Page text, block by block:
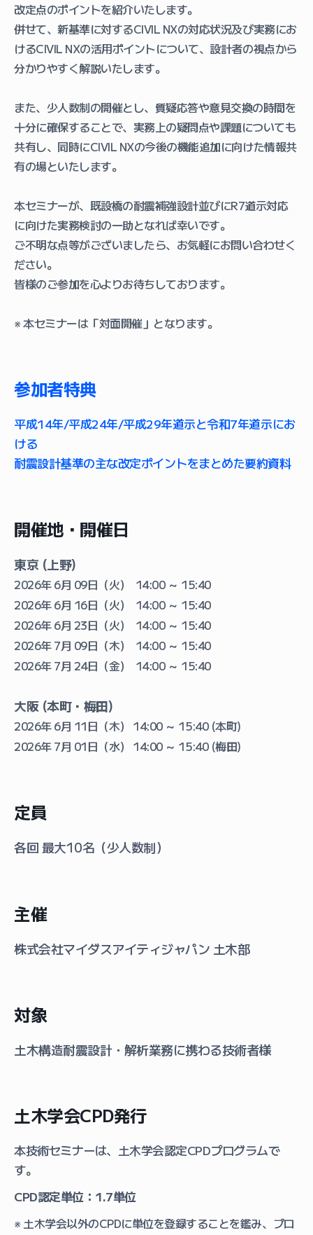
改定点のポイントを紹介いたします。
併せて、新基準に対するCIVIL NXの対応状況及び実務にお
けるCIVIL NXの活用ポイントについて、設計者の視点から
分かりやすく解説いたします。
また、少人数制の開催とし、質疑応答や意見交換の時間を
十分に確保することで、実務上の疑問点や課題についても
共有し、同時にCIVIL NXの今後の機能追加に向けた情報共
有の場といたします。
本セミナーが、既設橋の耐震補強設計並びにR7道示対応
に向けた実務検討の一助となれば幸いです。
ご不明な点等がございましたら、お気軽にお問い合わせく
ださい。
皆様のご参加を心よりお待ちしております。
※ 本セミナーは「対面開催」となります。
参加者特典
平成14年/平成24年/平成29年道示と令和7年道示にお
ける
耐震設計基準の主な改定ポイントをまとめた要約資料
開催地・開催日
東京 (上野)
2026年 6月 09日（火） 14:00 ～ 15:40
2026年 6月 16日（火） 14:00 ～ 15:40
2026年 6月 23日（火） 14:00 ～ 15:40
2026年 7月 09日（木） 14:00 ～ 15:40
2026年 7月 24日（金） 14:00 ～ 15:40
大阪 (本町・梅田)
2026年 6月 11日（木） 14:00 ～ 15:40 (本町)
2026年 7月 01日（水） 14:00 ～ 15:40 (梅田)
定員
各回 最大10名（少人数制）
主催
株式会社マイダスアイティジャパン 土木部
対象
土木構造耐震設計・解析業務に携わる技術者様
土木学会CPD発行
本技術セミナーは、土木学会認定CPDプログラムで
す。
CPD認定単位：1.7単位
※ 土木学会以外のCPDに単位を登録することを鑑み、プロ